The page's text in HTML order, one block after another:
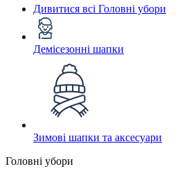
Дивитися всі Головні убори
Демісезонні шапки
Зимові шапки та аксесуари
Головні убори